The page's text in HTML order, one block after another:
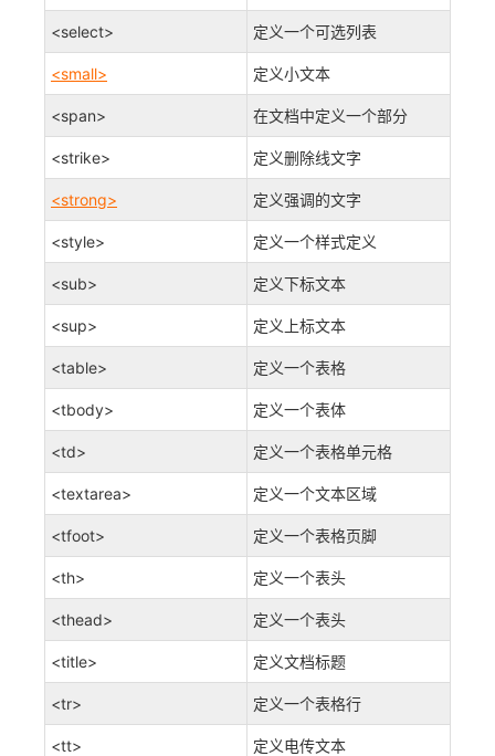
<select> 定义一个可选列表
<small> 定义小文本
<span> 在文档中定义一个部分
<strike> 定义删除线文字
<strong> 定义强调的文字
<style> 定义一个样式定义
<sub> 定义下标文本
<sup> 定义上标文本
<table> 定义一个表格
<tbody> 定义一个表体
<td> 定义一个表格单元格
<textarea> 定义一个文本区域
<tfoot> 定义一个表格页脚
<th> 定义一个表头
<thead> 定义一个表头
<title> 定义文档标题
<tr> 定义一个表格行
<tt> 定义电传文本